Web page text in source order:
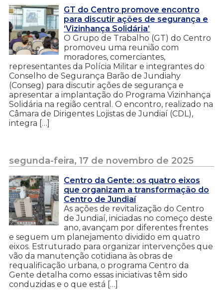
GT do Centro promove encontro
para discutir ações de segurança e
‘Vizinhança Solidária’
O Grupo de Trabalho (GT) do Centro
promoveu uma reunião com
moradores, comerciantes,
representantes da Polícia Militar e integrantes do
Conselho de Segurança Barão de Jundiahy
(Conseg) para discutir ações de segurança e
apresentar a implantação do Programa Vizinhança
Solidária na região central. O encontro, realizado na
Câmara de Dirigentes Lojistas de Jundiaí (CDL),
integra […]
segunda-feira, 17 de novembro de 2025
Centro da Gente: os quatro eixos
que organizam a transformação do
Centro de Jundiaí
As ações de revitalização do Centro
de Jundiaí, iniciadas no começo deste
ano, avançam por diferentes frentes
e seguem um planejamento dividido em quatro
eixos. Estruturado para organizar intervenções que
vão da manutenção cotidiana às obras de
requalificação urbana, o programa Centro da
Gente detalha como essas iniciativas têm sido
conduzidas e o que está […]